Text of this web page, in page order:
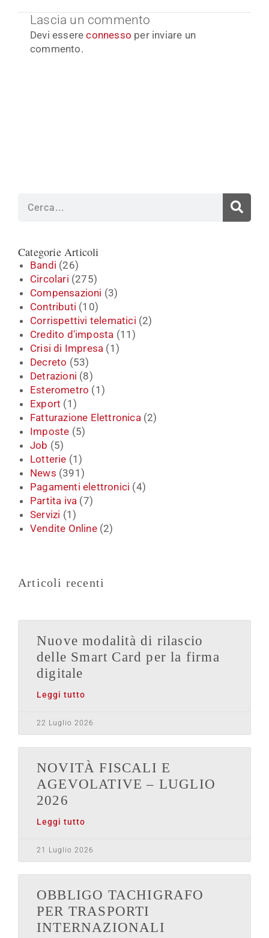
Lascia un commento
Devi essereconnesso per inviare un
commento.
Categorie Articoli
Bandi (26)
Circolari (275)
Compensazioni (3)
Contributi (10)
Corrispettivi telematici (2)
Credito d'imposta (11)
Crisi di Impresa (1)
Decreto (53)
Detrazioni (8)
Esterometro (1)
Export (1)
Fatturazione Elettronica(2)
Imposte (5)
Job (5)
Lotterie (1)
News (391)
Pagamenti elettronici (4)
Partita iva (7)
Servizi (1)
Vendite Online(2)
Articoli recenti
Nuove modalità di rilascio
delle Smart Card per la firma
digitale
Leggi tutto
22 Luglio 2026
NOVITÀ FISCALI E
AGEVOLATIVE – LUGLIO
2026
Leggi tutto
21 Luglio 2026
OBBLIGO TACHIGRAFO
PER TRASPORTI
INTERNAZIONALI